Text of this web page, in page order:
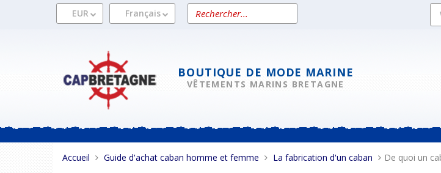
EUR Français
Rechercher
un
BOUTIQUE DE MODE MARINE
VÊTEMENTS MARINS BRETAGNE
Vous
Accueil Guide d'achat caban homme et femme La fabrication d'un caban De quoi un